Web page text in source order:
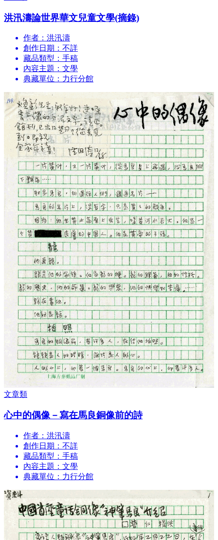
洪汛濤論世界華文兒童文學(摘錄)
作者：洪汛濤
創作日期：不詳
藏品類型：手稿
內容主題：文學
典藏單位：力行分館
文章類
心中的偶像－寫在馬良銅像前的詩
作者：洪汛濤
創作日期：不詳
藏品類型：手稿
內容主題：文學
典藏單位：力行分館